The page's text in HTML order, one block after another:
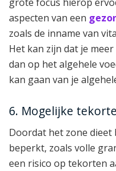
aspecten van een
zoals de inname van
Het kan zijn dat je
dan op het algehele
kan gaan van je
6. Mogelijke
Doordat het zone dieet
beperkt, zoals volle
een risico op tekorten